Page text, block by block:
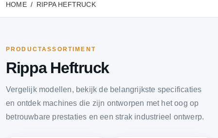
HOME RIPPA HEFTRUCK
PRODUCTASSORTIMENT
Rippa Heftruck
Vergelijk modellen, bekijk de belangrijkste specificaties
en ontdek machines die zijn ontworpen met het oog op
betrouwbare prestaties en een strak industrieel ontwerp.